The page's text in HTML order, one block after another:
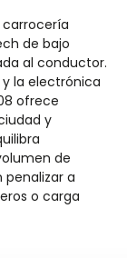
carrocería
de bajo
al conductor.
la electrónica
ofrece
y
de
a
o carga